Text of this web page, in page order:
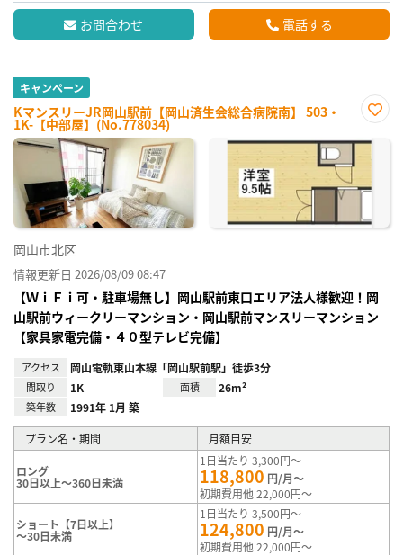
お問合わせ 電話する
キャンペーン
KマンスリーJR岡山駅前【岡山済生会総合病院南】 503・
1K-【中部屋】(No.778034)
に入
り登
岡山市北区
情報更新日 2026/08/09 08:47
【ＷｉＦｉ可・駐車場無し】岡山駅前東口エリア法人様歓迎！岡
山駅前ウィークリーマンション・岡山駅前マンスリーマンション
【家具家電完備・４０型テレビ完備】
アクセス 岡山電軌東山本線「岡山駅前駅」徒歩3分
間取り 1K 面積 26m²
築年数 1991年 1月 築
プラン名・期間 月額目安
ロング
30日以上～360日未満
1日当たり 3,300円～
118,800 円/月～
初期費用他 22,000円～
ショート【7日以上】
～30日未満
1日当たり 3,500円～
124,800 円/月～
初期費用他 22,000円～